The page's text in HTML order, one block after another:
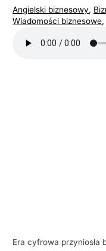
Angielski biznesowy,
Wiadomości biznesowe
Era cyfrowa przyniosła
n
g
z